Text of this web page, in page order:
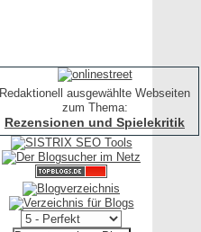
Redaktionell ausgewählte Webseiten
zum Thema:
Rezensionen und Spielekritik